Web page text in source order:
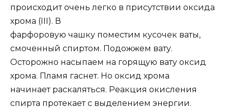
происходит очень легко в присутствии оксида
хрома (
). В
фарфоровую чашку поместим кусочек ваты,
смоченный спиртом. Подожжем вату.
Осторожно насыпаем на горящую вату оксид
хрома. Пламя гаснет. Но оксид хрома
начинает раскаляться. Реакция окисления
спирта протекает с выделением энергии.